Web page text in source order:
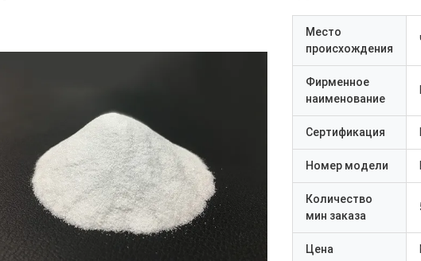
Место
происхождения
Фирменное
наименование
Сертификация
Номер модели
Количество
мин заказа
Цена